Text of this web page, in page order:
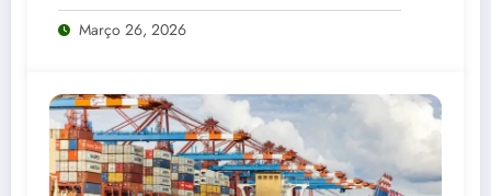
Março 26, 2026